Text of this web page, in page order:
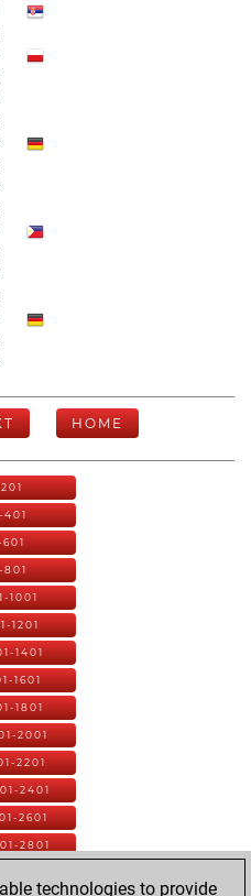
HOME
401
601
801
1001
1201
1401
1601
1801
2001
2201
2401
2601
2801
technologies to provide